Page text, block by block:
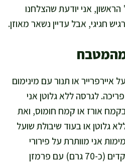
אני יודעת שהצלחנו
חגיגי, אבל עדיין נשאר מאוזן.
מהמטבח
איירפרייר או תנור עם מינימום
לגרסה ללא גלוטן אני
אורז או קמח חומוס, ואת
גלוטן או בעוד שיבולת שועל
אני מוותרת על פירורי
הלחם ומשתמשת בקמח שקדים (כ-70 גרם) עם פרמזן